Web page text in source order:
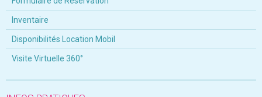
Inventaire
Disponibilités Location Mobil
Visite Virtuelle 360°